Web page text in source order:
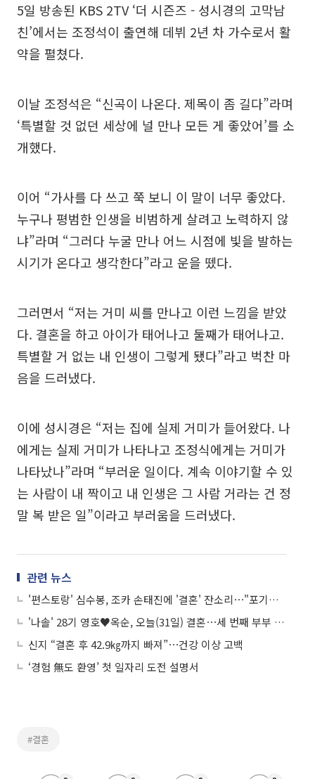
5일 방송된 KBS 2TV ‘더 시즌즈 - 성시경의 고막남
친’에서는 조정석이 출연해 데뷔 2년 차 가수로서 활
약을 펼쳤다.
이날 조정석은 “신곡이 나온다. 제목이 좀 길다”라며
‘특별할 것 없던 세상에 널 만나 모든 게 좋았어’를 소
개했다.
이어 “가사를 다 쓰고 쭉 보니 이 말이 너무 좋았다.
누구나 평범한 인생을 비범하게 살려고 노력하지 않
냐”라며 “그러다 누굴 만나 어느 시점에 빛을 발하는
시기가 온다고 생각한다”라고 운을 뗐다.
그러면서 “저는 거미 씨를 만나고 이런 느낌을 받았
다. 결혼을 하고 아이가 태어나고 둘째가 태어나고.
특별할 거 없는 내 인생이 그렇게 됐다”라고 벅찬 마
음을 드러냈다.
이에 성시경은 “저는 집에 실제 거미가 들어왔다. 나
에게는 실제 거미가 나타나고 조정식에게는 거미가
나타났나”라며 “부러운 일이다. 계속 이야기할 수 있
는 사람이 내 짝이고 내 인생은 그 사람 거라는 건 정
말 복 받은 일”이라고 부러움을 드러냈다.
관련 뉴스
'편스토랑' 심수봉, 조카 손태진에 '결혼' 잔소리⋯"포기하니 남편 바뀌어"
'나솔' 28기 영호♥옥순, 오늘(31일) 결혼⋯세 번째 부부 탄생 '역대급 기수'
신지 “결혼 후 42.9㎏까지 빠져”⋯건강 이상 고백
‘경험 無도 환영’ 첫 일자리 도전 설명서
#결혼